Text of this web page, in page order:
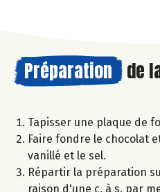
Préparation de
Tapisser une plaque de
Faire fondre le chocolat
vanillé et le sel.
Répartir la préparation
raison d'une c. à s. par